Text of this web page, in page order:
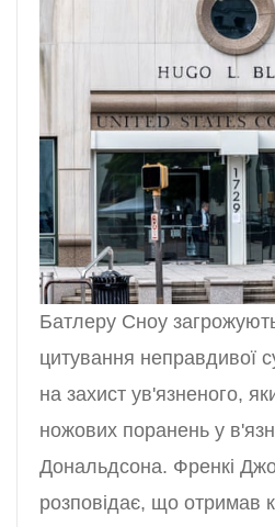
Батлеру Сноу загрожують
цитування неправдивої
на захист ув'язненого,
ножових поранень у
Дональдсона. Френкі
розповідає, що отримав